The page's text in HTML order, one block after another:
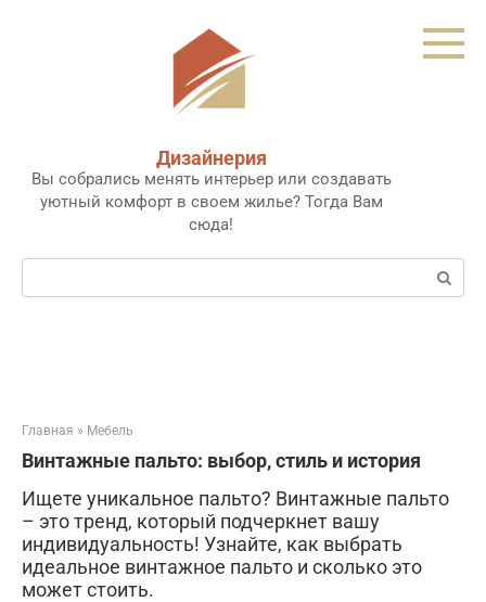
Дизайнерия
Вы собрались менять интерьер или создавать
уютный комфорт в своем жилье? Тогда Вам
сюда!
Поиск:
Главная » Мебель
Винтажные пальто: выбор, стиль и история
Ищете уникальное пальто? Винтажные пальто
– это тренд, который подчеркнет вашу
индивидуальность! Узнайте, как выбрать
идеальное винтажное пальто и сколько это
может стоить.